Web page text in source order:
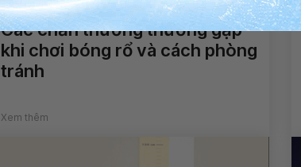
Các chấn thương thường gặp
khi chơi bóng rổ và cách phòng
tránh
Xem thêm